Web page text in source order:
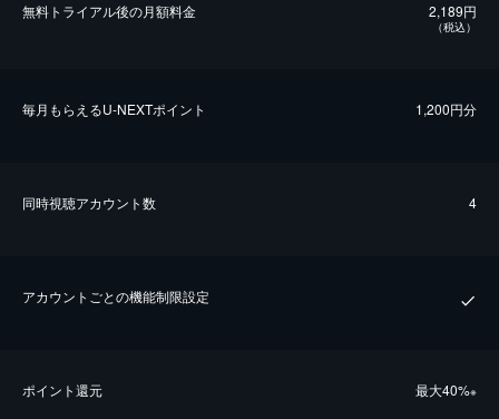
無料トライアル後の⽉額料金 2,189円
（税込）
毎⽉もらえるU-NEXTポイント 1,200円分
同時視聴アカウント数 4
アカウントごとの機能制限設定
ポイント還元 最⼤40%※